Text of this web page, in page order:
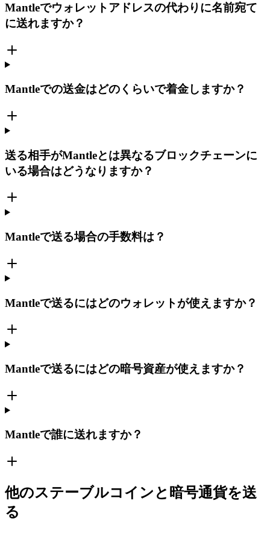
Mantleでウォレットアドレスの代わりに名前宛て
に送れますか？
Mantleでの送金はどのくらいで着金しますか？
送る相手がMantleとは異なるブロックチェーンに
いる場合はどうなりますか？
Mantleで送る場合の手数料は？
Mantleで送るにはどのウォレットが使えますか？
Mantleで送るにはどの暗号資産が使えますか？
Mantleで誰に送れますか？
他のステーブルコインと暗号通貨を送
る